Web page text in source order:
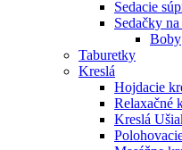
Sedacie
Sedačky
Boby
Taburetky
Kreslá
Hojdacie
Relaxačné
Kreslá